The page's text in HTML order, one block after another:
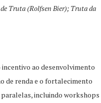
Truta (Rolfsen Bier); Truta da
ao desenvolvimento
de renda e o fortalecimento
incluindo workshops